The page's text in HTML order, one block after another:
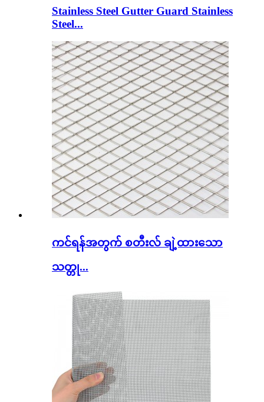
Stainless Steel Gutter Guard Stainless
Steel...
ကင်ရန်အတွက် စတီးလ် ချဲ့ထားသော
သတ္တု...